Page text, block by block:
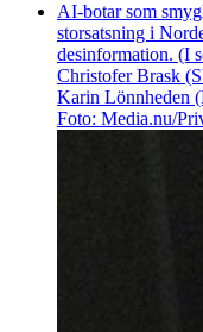
AI-botar som
storsatsning i
desinformation. (I
Christofer Brask
Karin Lönnheden
Foto: Media.nu/